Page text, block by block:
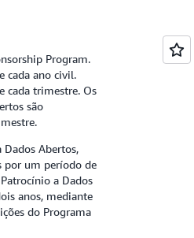
Program.
cada ano civil.
cada trimestre. Os
são
Abertos,
por um período de
a Dados
anos, mediante
do Programa